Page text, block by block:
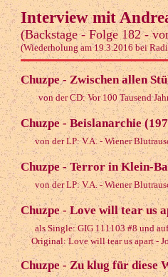
Interview mit
(Backstage - Folge 182 -
(Wiederholung am 19.3.2016 bei
Chuzpe - Zwischen allen
von der CD: Vor 100 Tausend
Chuzpe - Beislanarchie
von der LP: V.A. - Wiener
Chuzpe - Terror in Klein-
von der LP: V.A. - Wiener
Chuzpe - Love will tear us
als Single: GIG 111103 #8 und
Original: Love will tear us apart -
Chuzpe - Zu klug für diese